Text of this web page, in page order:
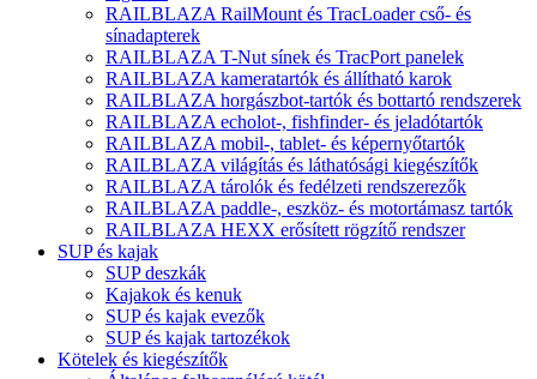
RAILBLAZA RailMount és TracLoader cső- és
sínadapterek
RAILBLAZA T-Nut sínek és TracPort panelek
RAILBLAZA kameratartók és állítható karok
RAILBLAZA horgászbot-tartók és bottartó rendszerek
RAILBLAZA echolot-, fishfinder- és jeladótartók
RAILBLAZA mobil-, tablet- és képernyőtartók
RAILBLAZA világítás és láthatósági kiegészítők
RAILBLAZA tárolók és fedélzeti rendszerezők
RAILBLAZA paddle-, eszköz- és motortámasz tartók
RAILBLAZA HEXX erősített rögzítő rendszer
SUP és kajak
SUP deszkák
Kajakok és kenuk
SUP és kajak evezők
SUP és kajak tartozékok
Kötelek és kiegészítők